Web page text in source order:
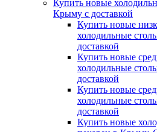
Купить новые
Крыму с доставкой
Купить новые
холодильные
доставкой
Купить новые
холодильные
доставкой
Купить новые
холодильные
доставкой
Купить новые